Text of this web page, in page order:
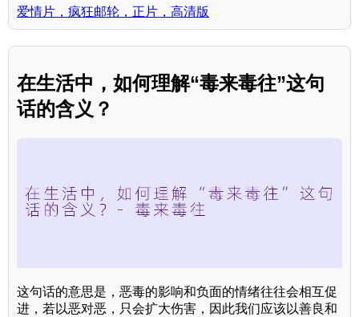
爱情片，疯狂邮轮，正片，高清版
在生活中，如何理解“毒来毒往”这句
话的含义？
这句话的意思是，恶毒的影响和负面的情绪往往会相互促
进，若以恶对恶，只会扩大伤害，因此我们应该以善良和